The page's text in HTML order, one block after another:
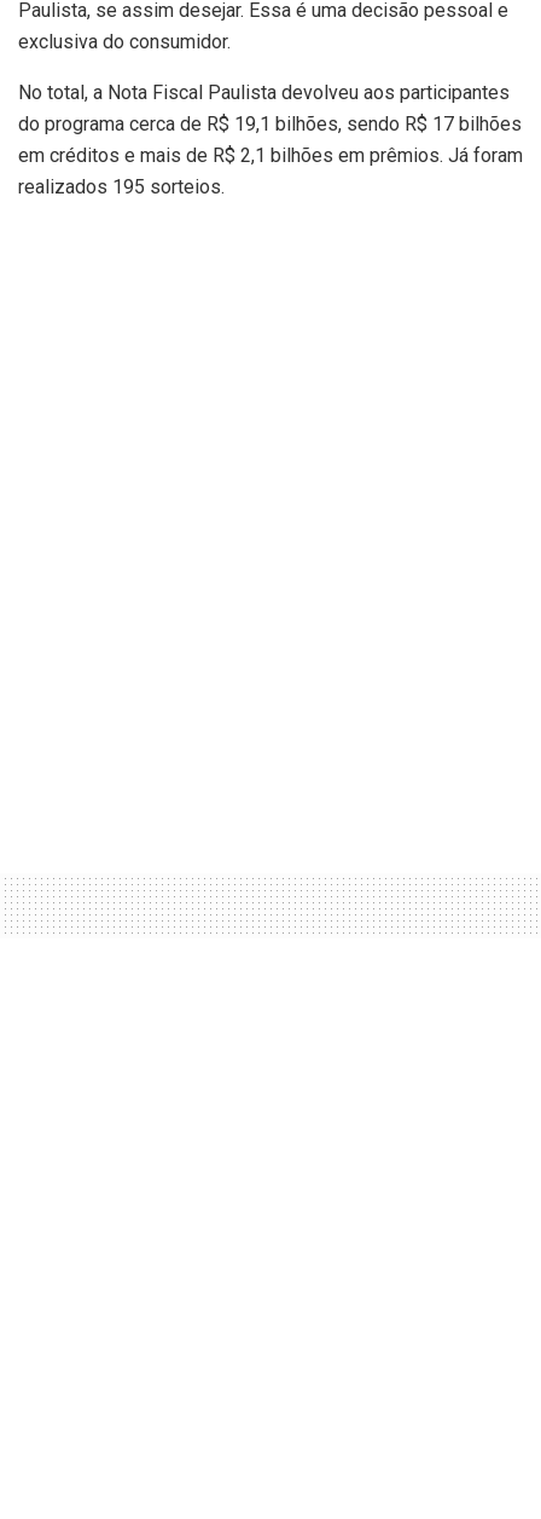
Paulista, se assim desejar. Essa é uma decisão pessoal e
exclusiva do consumidor.
No total, a Nota Fiscal Paulista devolveu aos participantes
do programa cerca de R$ 19,1 bilhões, sendo R$ 17 bilhões
em créditos e mais de R$ 2,1 bilhões em prêmios. Já foram
realizados 195 sorteios.